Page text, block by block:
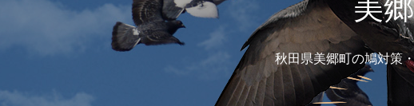
美
秋田県美郷町の鳩対策